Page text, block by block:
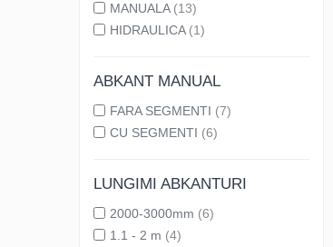
Accesorii clesti
Ciocane cu cap din plastic
Ciocane cu cap din lemn
Ciocane cu cap din fier
Ciocane fara recul
MANUALA (13)
HIDRAULICA (1)
ABKANT MANUAL
FARA SEGMENTI (7)
CU SEGMENTI (6)
LUNGIMI ABKANTURI
2000-3000mm (6)
1.1 - 2 m (4)